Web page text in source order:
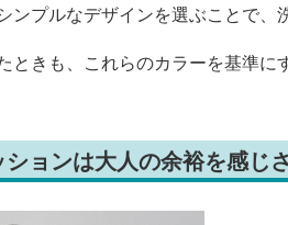
ンプルなデザインを選ぶことで、
ときも、これらのカラーを基準に
ョンは大人の余裕を感じ